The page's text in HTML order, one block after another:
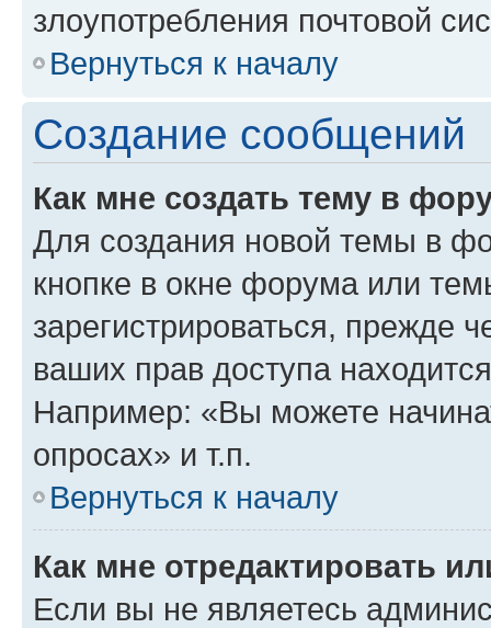
злоупотребления почтовой
Вернуться к началу
Создание сообщений
Как мне создать тему в
Для создания новой темы в
кнопке в окне форума или
зарегистрироваться, прежде
ваших прав доступа
Например: «Вы можете
опросах» и т.п.
Вернуться к началу
Как мне отредактировать
Если вы не являетесь